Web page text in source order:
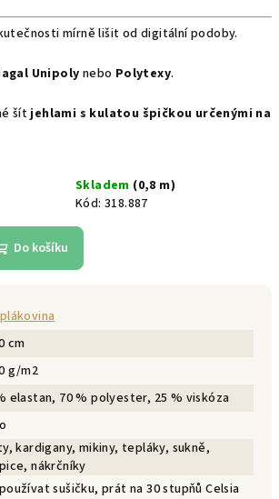
mírně lišit od digitální podoby.
Unipoly nebo Polytexy.
šítjehlami s kulatou špičkou určenými na
Skladem (0,8 m)
Kód: 318.887
Do košíku
cm
g/m2
elastan, 70 % polyester, 25 % viskóza
kardigany, mikiny, tepláky, sukně,
nákrčníky
sušičku, prát na 30 stupňů Celsia